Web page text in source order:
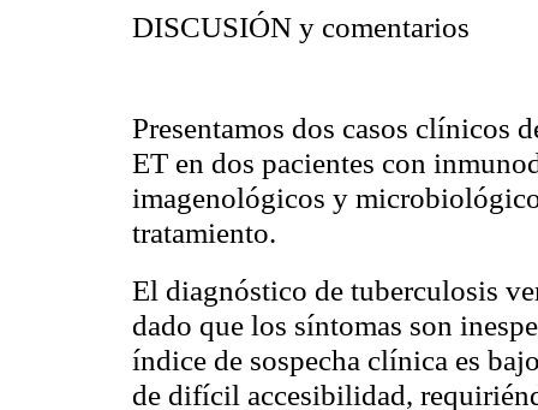
DISCUSIÓN y comentarios
Presentamos dos casos clínicos
ET en dos pacientes con
imagenológicos y
tratamiento.
El diagnóstico de tuberculosis
dado que los síntomas son
índice de sospecha clínica es
de difícil accesibilidad,